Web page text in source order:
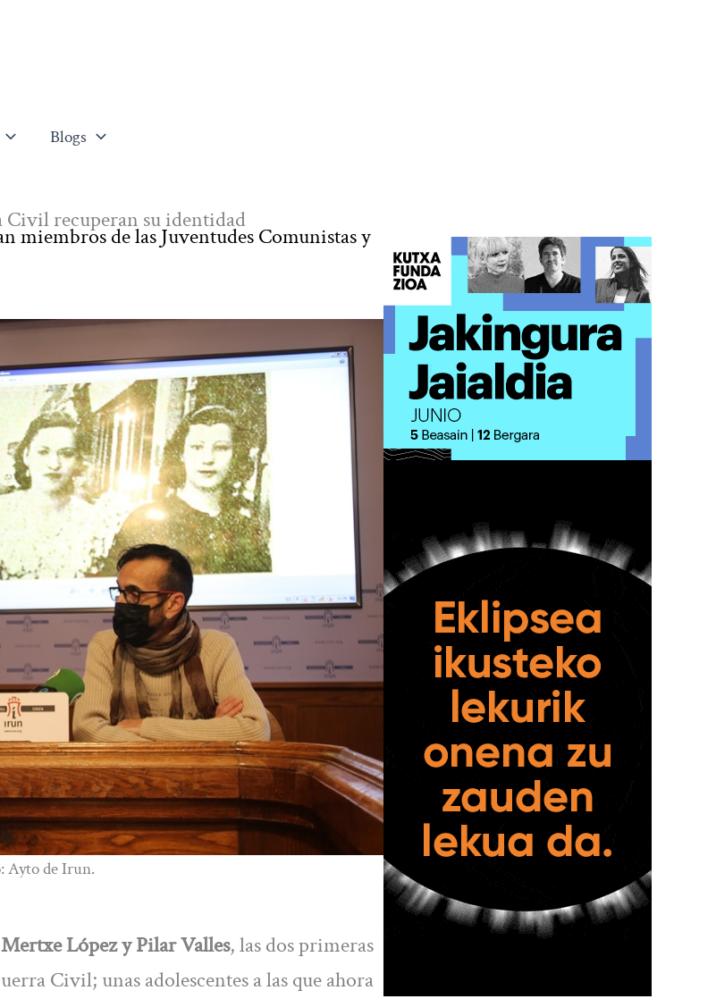
Blogs
Civil recuperan su identidad
miembros de las Juventudes Comunistas y
Ayto de Irun.
Mertxe López y Pilar Valles, las dos primeras
Civil; unas adolescentes a las que ahora